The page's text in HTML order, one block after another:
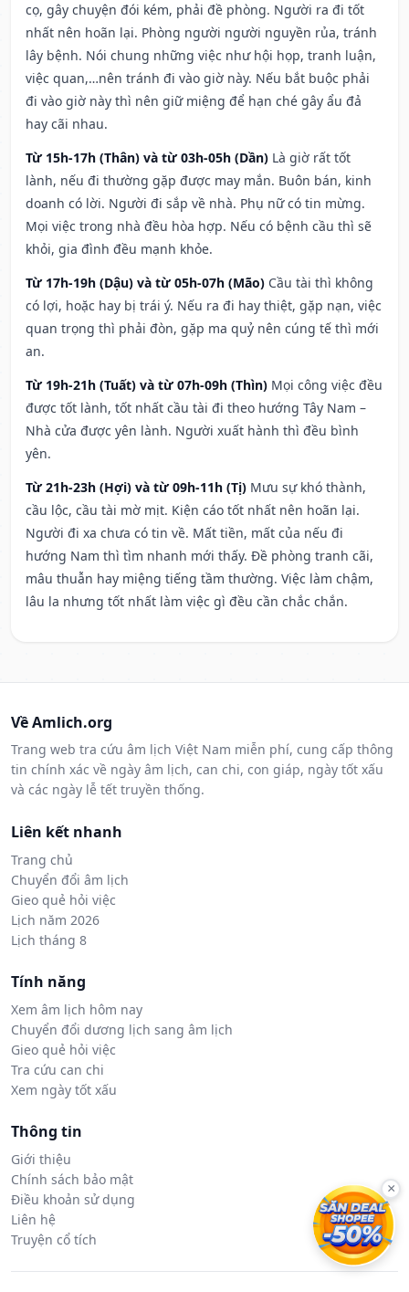
cọ, gây chuyện đói kém, phải đề phòng. Người ra đi tốt
nhất nên hoãn lại. Phòng người người nguyền rủa, tránh
lây bệnh. Nói chung những việc như hội họp, tranh luận,
việc quan,…nên tránh đi vào giờ này. Nếu bắt buộc phải
đi vào giờ này thì nên giữ miệng để hạn ché gây ẩu đả
hay cãi nhau.
Từ 15h-17h (Thân) và từ 03h-05h (Dần) Là giờ rất tốt
lành, nếu đi thường gặp được may mắn. Buôn bán, kinh
doanh có lời. Người đi sắp về nhà. Phụ nữ có tin mừng.
Mọi việc trong nhà đều hòa hợp. Nếu có bệnh cầu thì sẽ
khỏi, gia đình đều mạnh khỏe.
Từ 17h-19h (Dậu) và từ 05h-07h (Mão) Cầu tài thì không
có lợi, hoặc hay bị trái ý. Nếu ra đi hay thiệt, gặp nạn, việc
quan trọng thì phải đòn, gặp ma quỷ nên cúng tế thì mới
an.
Từ 19h-21h (Tuất) và từ 07h-09h (Thìn) Mọi công việc đều
được tốt lành, tốt nhất cầu tài đi theo hướng Tây Nam –
Nhà cửa được yên lành. Người xuất hành thì đều bình
yên.
Từ 21h-23h (Hợi) và từ 09h-11h (Tị) Mưu sự khó thành,
cầu lộc, cầu tài mờ mịt. Kiện cáo tốt nhất nên hoãn lại.
Người đi xa chưa có tin về. Mất tiền, mất của nếu đi
hướng Nam thì tìm nhanh mới thấy. Đề phòng tranh cãi,
mâu thuẫn hay miệng tiếng tầm thường. Việc làm chậm,
lâu la nhưng tốt nhất làm việc gì đều cần chắc chắn.
Về Amlich.org
Trang web tra cứu âm lịch Việt Nam miễn phí, cung cấp thông
tin chính xác về ngày âm lịch, can chi, con giáp, ngày tốt xấu
và các ngày lễ tết truyền thống.
Liên kết nhanh
Trang chủ
Chuyển đổi âm lịch
Gieo quẻ hỏi việc
Lịch năm 2026
Lịch tháng 8
Tính năng
Xem âm lịch hôm nay
Chuyển đổi dương lịch sang âm lịch
Gieo quẻ hỏi việc
Tra cứu can chi
Xem ngày tốt xấu
Thông tin
Giới thiệu
Chính sách bảo mật
Điều khoản sử dụng
Liên hệ
Truyện cổ tích
×